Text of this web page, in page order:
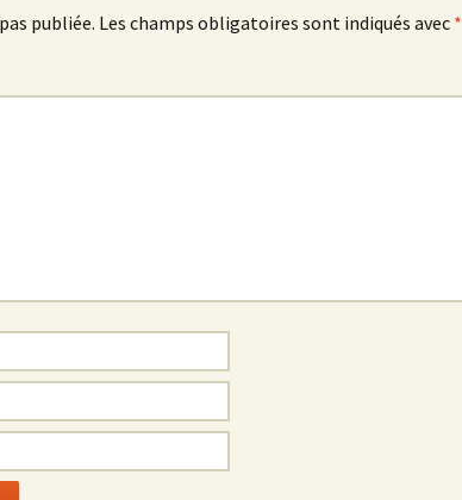
publiée. Les champs obligatoires sont indiqués avec *